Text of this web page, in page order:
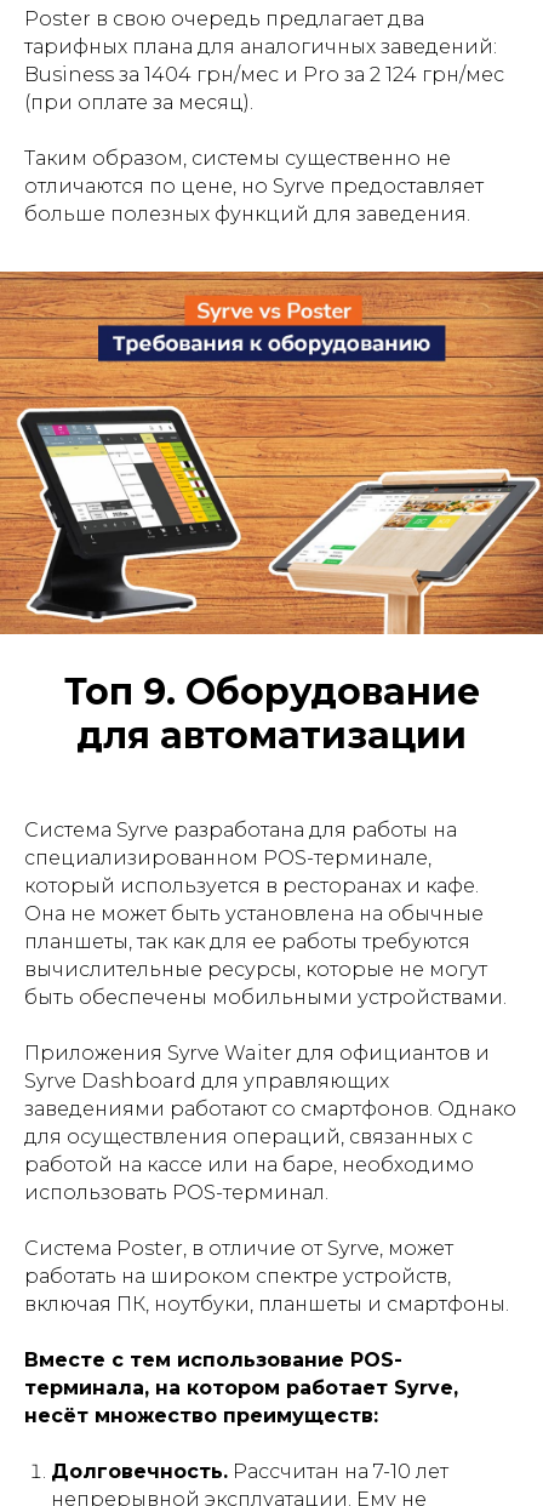
Poster в свою очередь предлагает два
тарифных плана для аналогичных заведений:
Business за 1404 грн/мес и Pro за 2 124 грн/мес
(при оплате за месяц).
Таким образом, системы существенно не
отличаются по цене, но Syrve предоставляет
больше полезных функций для заведения.
Топ 9. Оборудование
для автоматизации
Система Syrve разработана для работы на
специализированном POS-терминале,
который используется в ресторанах и кафе.
Она не может быть установлена на обычные
планшеты, так как для ее работы требуются
вычислительные ресурсы, которые не могут
быть обеспечены мобильными устройствами.
Приложения Syrve Waiter для официантов и
Syrve Dashboard для управляющих
заведениями работают со смартфонов. Однако
для осуществления операций, связанных с
работой на кассе или на баре, необходимо
использовать POS-терминал.
Система Poster, в отличие от Syrve, может
работать на широком спектре устройств,
включая ПК, ноутбуки, планшеты и смартфоны.
Вместе с тем использование POS-
терминала, на котором работает Syrve,
несёт множество преимуществ:
Долговечность. Рассчитан на 7-10 лет
непрерывной эксплуатации. Ему не